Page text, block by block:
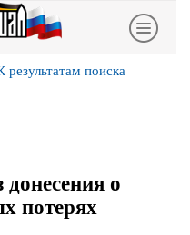
результатам поиска
о
потерях